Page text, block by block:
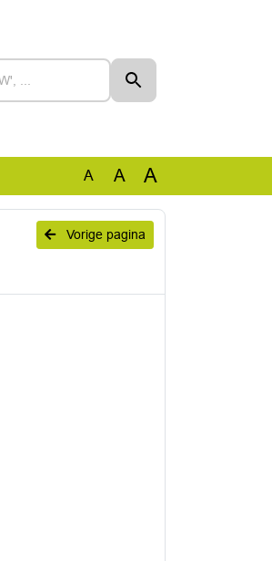
A A A
Vorige pagina